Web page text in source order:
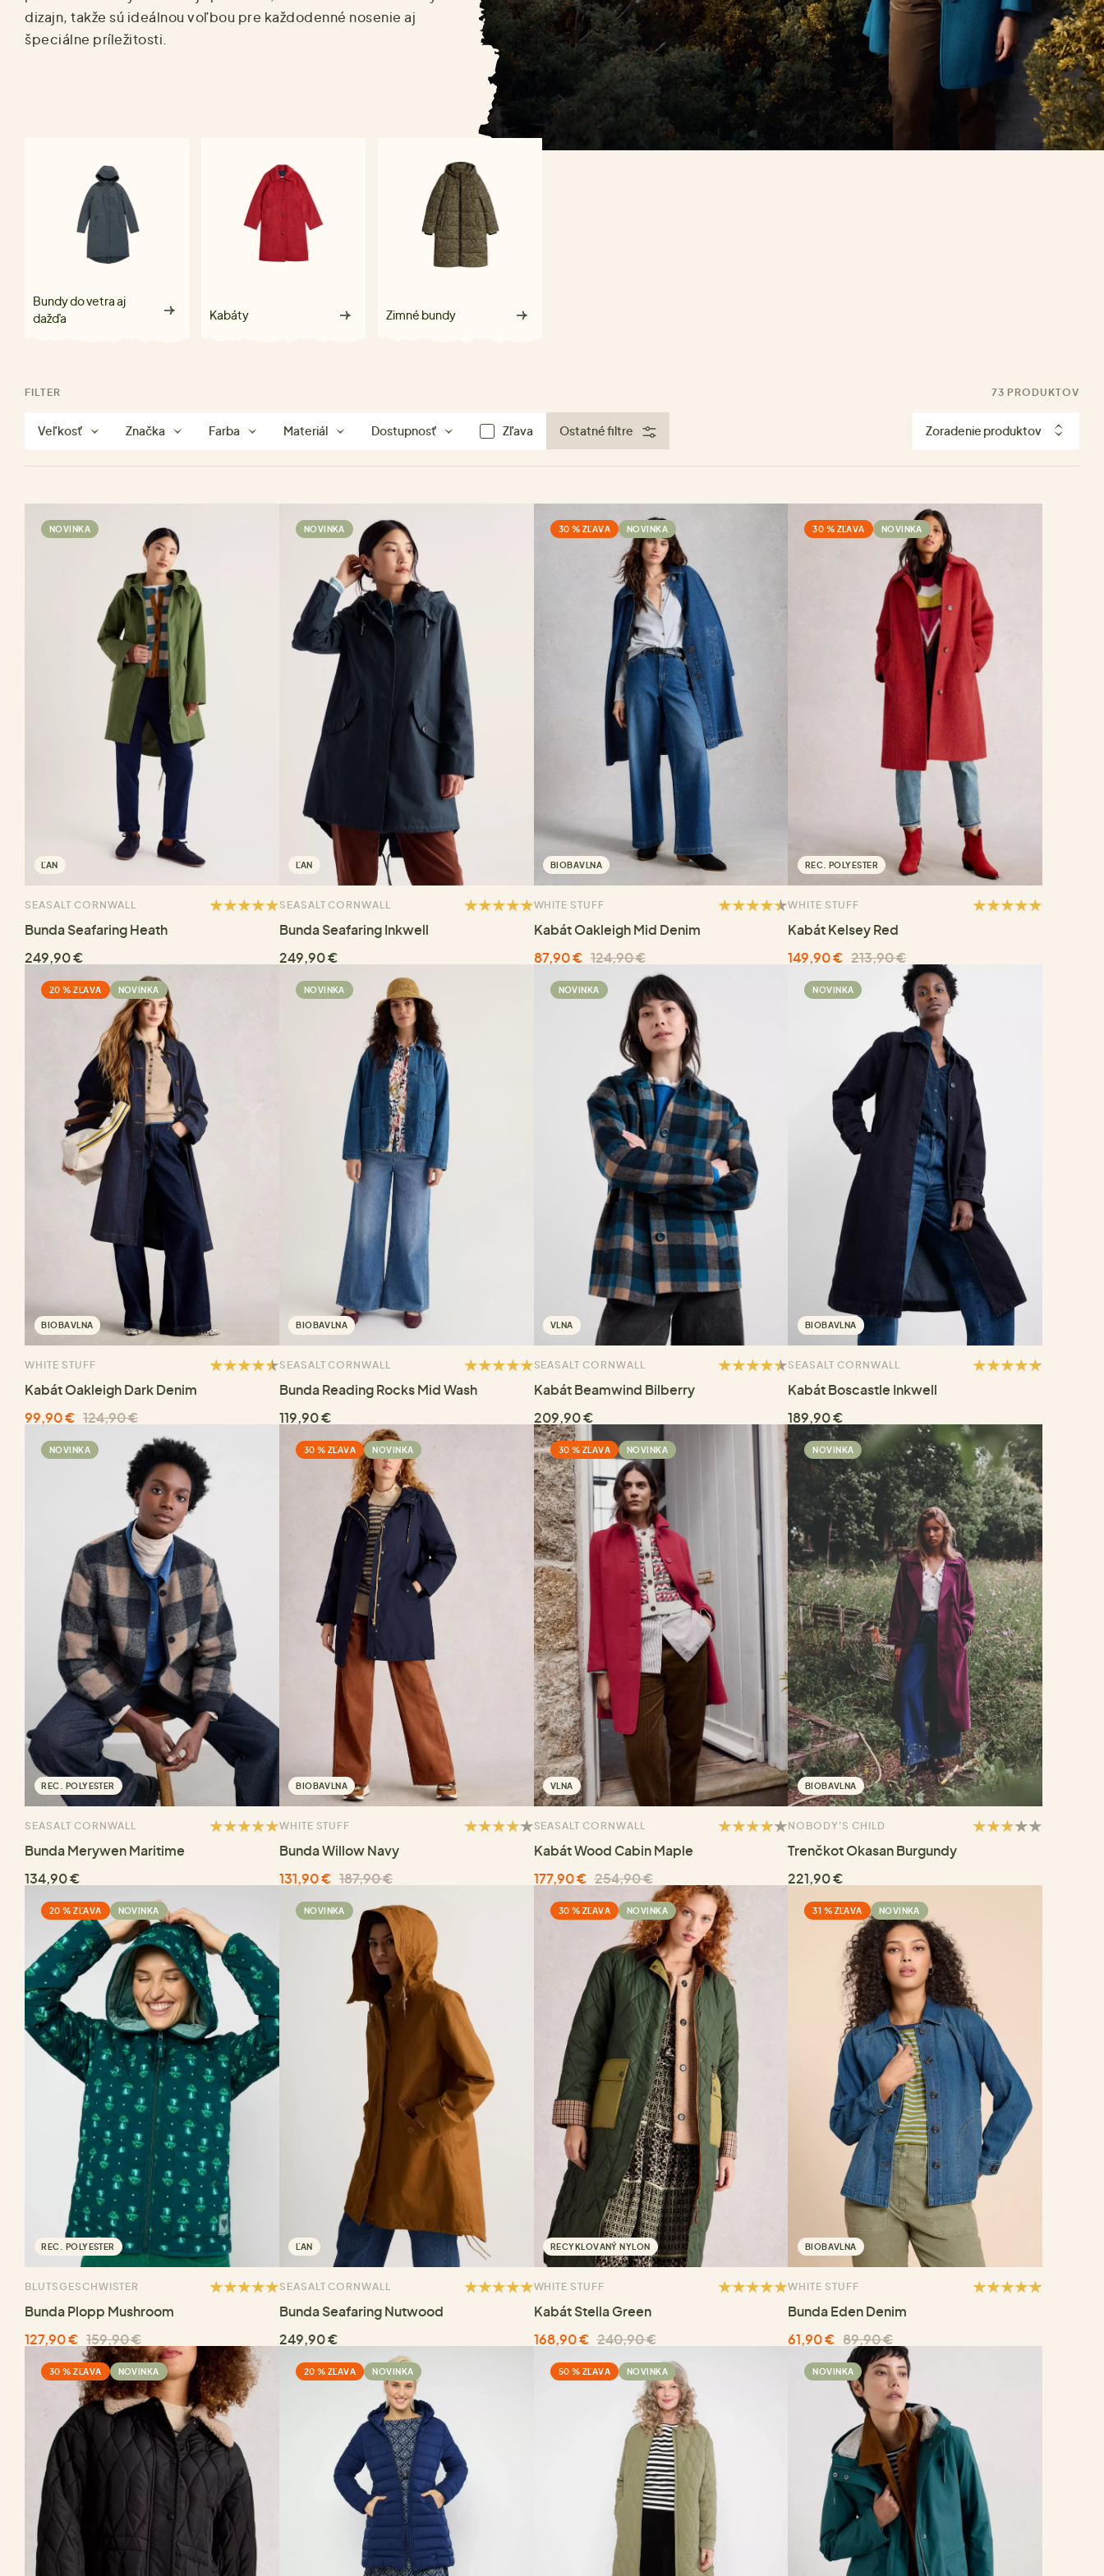
dizajn, takže sú ideálnou voľbou pre každodenné nosenie aj
špeciálne príležitosti.
Bundy do vetra aj
dažďa
Kabáty Zimné bundy
FILTER
Veľkosť Značka Farba Materiál Dostupnosť Zľava Ostatné filtre
73 PRODUKTOV
Zoradenie produktov
NOVINKA
ĽAN
SEASALT CORNWALL
Bunda Seafaring Heath
249,90 €
NOVINKA
ĽAN
SEASALT CORNWALL
Bunda Seafaring Inkwell
249,90 €
30 % ZĽAVA NOVINKA
BIOBAVLNA
WHITE STUFF
Kabát Oakleigh Mid Denim
87,90 € 124,90 €
30 % ZĽAVA NOVINKA
REC. POLYESTER
WHITE STUFF
Kabát Kelsey Red
149,90 € 213,90 €
20 % ZĽAVA NOVINKA
BIOBAVLNA
WHITE STUFF
Kabát Oakleigh Dark Denim
99,90 € 124,90 €
NOVINKA
BIOBAVLNA
SEASALT CORNWALL
Bunda Reading Rocks Mid Wash
119,90 €
NOVINKA
VLNA
SEASALT CORNWALL
Kabát Beamwind Bilberry
209,90 €
NOVINKA
BIOBAVLNA
SEASALT CORNWALL
Kabát Boscastle Inkwell
189,90 €
NOVINKA
REC. POLYESTER
SEASALT CORNWALL
Bunda Merywen Maritime
134,90 €
30 % ZĽAVA NOVINKA
BIOBAVLNA
WHITE STUFF
Bunda Willow Navy
131,90 € 187,90 €
30 % ZĽAVA NOVINKA
VLNA
SEASALT CORNWALL
Kabát Wood Cabin Maple
177,90 € 254,90 €
NOVINKA
BIOBAVLNA
NOBODY'S CHILD
Trenčkot Okasan Burgundy
221,90 €
20 % ZĽAVA NOVINKA
REC. POLYESTER
BLUTSGESCHWISTER
Bunda Plopp Mushroom
127,90 € 159,90 €
NOVINKA
ĽAN
SEASALT CORNWALL
Bunda Seafaring Nutwood
249,90 €
30 % ZĽAVA NOVINKA
RECYKLOVANÝ NYLON
WHITE STUFF
Kabát Stella Green
168,90 € 240,90 €
31 % ZĽAVA NOVINKA
BIOBAVLNA
WHITE STUFF
Bunda Eden Denim
61,90 € 89,90 €
30 % ZĽAVA NOVINKA 20 % ZĽAVA NOVINKA 50 % ZĽAVA NOVINKA NOVINKA